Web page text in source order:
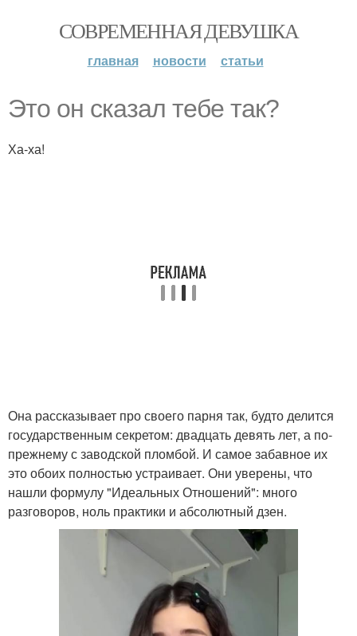
СОВРЕМЕННАЯ ДЕВУШКА
главная новости статьи
Это он сказал тебе так?
Ха-ха!
Она рассказывает про своего парня так, будто делится
государственным секретом: двадцать девять лет, а по-
прежнему с заводской пломбой. И самое забавное их
это обоих полностью устраивает. Они уверены, что
нашли формулу "Идеальных Отношений": много
разговоров, ноль практики и абсолютный дзен.